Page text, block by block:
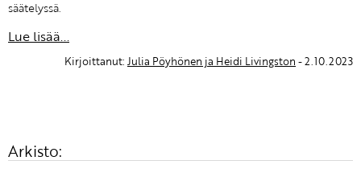
säätelyssä.
Lue lisää...
Kirjoittanut: Julia Pöyhönen ja Heidi Livingston - 2.10.2023
Arkisto: